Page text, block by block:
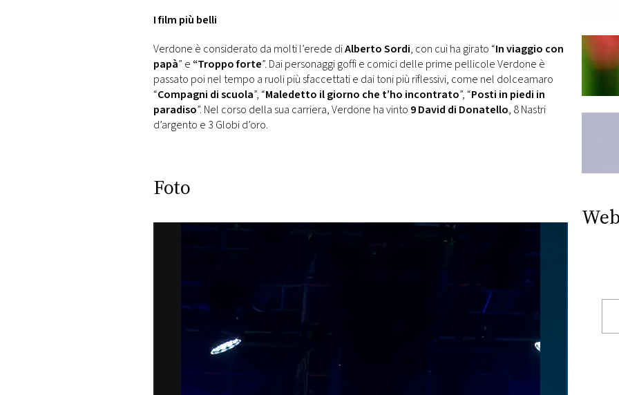
I film più belli
Verdone è considerato da molti l’erede diAlberto Sordi, con cui ha girato “In viaggio con
papà” e “Troppo forte”. Dai personaggi goffi e comici delle prime pellicole Verdone è
passato poi nel tempo a ruoli più sfaccettati e dai toni più riflessivi, come nel dolceamaro
“Compagni di scuola”, “Maledetto il giorno che t’ho incontrato”, “Posti in piedi in
paradiso”. Nel corso della sua carriera, Verdone ha vinto 9 David di Donatello, 8 Nastri
d’argento e 3 Globi d’oro.
Foto